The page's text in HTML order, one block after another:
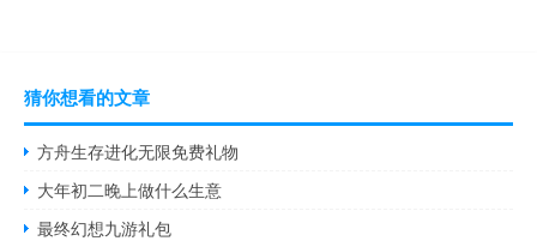
猜你想看的文章
方舟生存进化无限免费礼物
大年初二晚上做什么生意
最终幻想九游礼包